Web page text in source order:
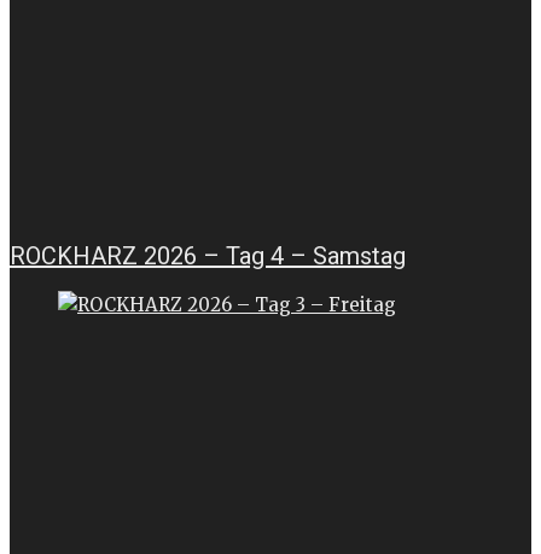
ROCKHARZ 2026 – Tag 4 – Samstag